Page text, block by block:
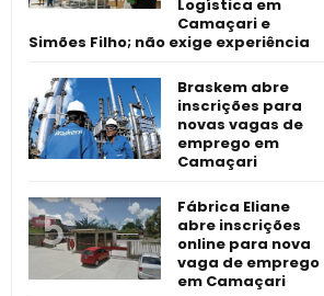
Logística em
Camaçari e
Simões Filho; não exige experiência
Braskem abre
inscrições para
novas vagas de
emprego em
Camaçari
Fábrica Eliane
abre inscrições
online para nova
vaga de emprego
em Camaçari